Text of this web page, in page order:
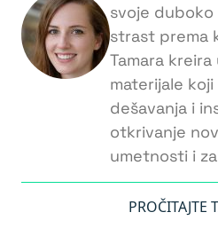
svoje duboko
strast prema
Tamara
materijale
dešavanja i
otkrivanje
umetnosti i
PROČITAJTE